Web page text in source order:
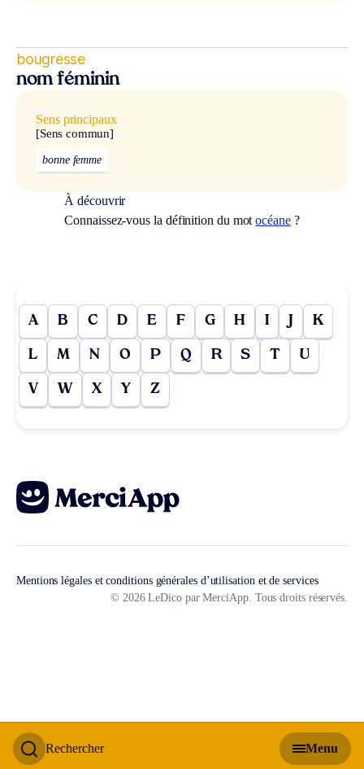
Rechercher Menu
bougresse
nom féminin
Sens principaux
[Sens commun]
bonne femme
À découvrir
Connaissez-vous la définition du motocéane?
A B C D E F G H I J K
L M N O P Q R S T U
V W X Y Z
Mentions légales et conditions générales d’utilisation et de services
© 2026 LeDico par MerciApp. Tous droits réservés.